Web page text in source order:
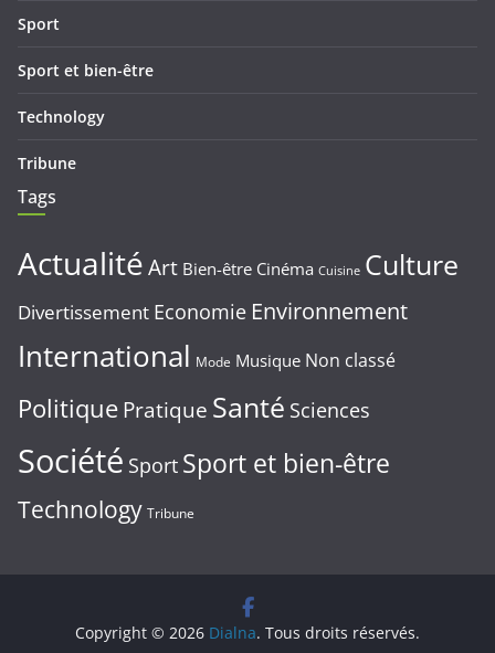
Sport
Sport et bien-être
Technology
Tribune
Tags
ActualitéArt Bien-être Cinéma Cuisine Culture
Divertissement Economie Environnement
International Mode Musique Non classé
Politique Pratique Santé Sciences
Société Sport Sport et bien-être
Technology Tribune
Copyright © 2026 Dialna. Tous droits réservés.